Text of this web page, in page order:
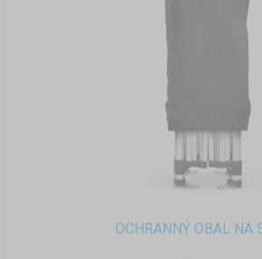
OCHRANNÝ OBAL NA